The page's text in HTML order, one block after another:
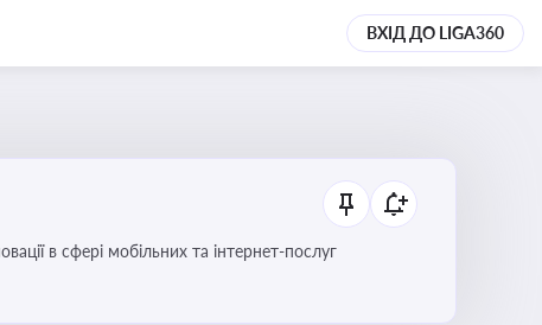
ВХІД ДО LIGA360
в сфері мобільних та інтернет-послуг